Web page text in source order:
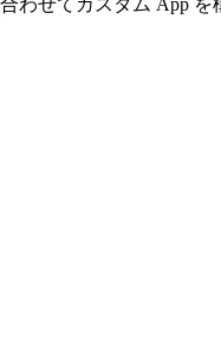
わせてカスタム App を